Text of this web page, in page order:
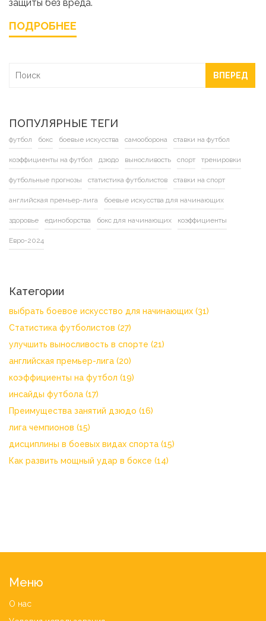
защиты без вреда.
ПОДРОБНЕЕ
ВПЕРЕД
ПОПУЛЯРНЫЕ ТЕГИ
футбол бокс боевые искусства самооборона ставки на футбол
коэффициенты на футбол дзюдо выносливость спорт тренировки
футбольные прогнозы статистика футболистов ставки на спорт
английская премьер-лига боевые искусства для начинающих
здоровье единоборства бокс для начинающих коэффициенты
Евро-2024
Категории
выбрать боевое искусство для начинающих (31)
Статистика футболистов (27)
улучшить выносливость в спорте (21)
английская премьер-лига (20)
коэффициенты на футбол (19)
инсайды футбола (17)
Преимущества занятий дзюдо (16)
лига чемпионов (15)
дисциплины в боевых видах спорта (15)
Как развить мощный удар в боксе (14)
Меню
О нас